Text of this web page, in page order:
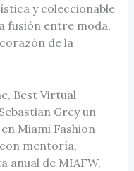
y coleccionable
fusión entre moda,
de la
Best Virtual
Grey un
Miami Fashion
mentoría,
anual de MIAFW,